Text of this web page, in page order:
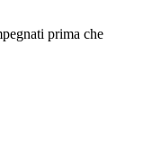
prima che